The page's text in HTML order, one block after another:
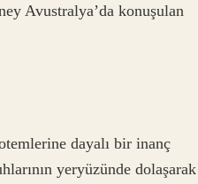
Avustralya’da konuşulan
dayalı bir inanç
yeryüzünde dolaşarak